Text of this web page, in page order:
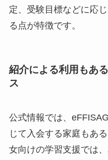
定、受験目標などに応
る点が特徴です。
紹介による利用もあ
ス
公式情報では、
じて入会する家庭もあ
女向けの学習支援では